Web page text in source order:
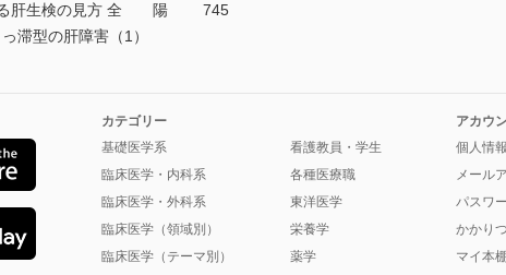
る肝生検の見方 全 陽 745
滞型の肝障害（1）
カテゴリー
基礎医学系
臨床医学・内科系
臨床医学・外科系
臨床医学（領域別）
臨床医学（テーマ別）
看護教員・学生
各種医療職
東洋医学
栄養学
薬学
アカウ
個人情
メール
パスワ
かかり
マイ本棚